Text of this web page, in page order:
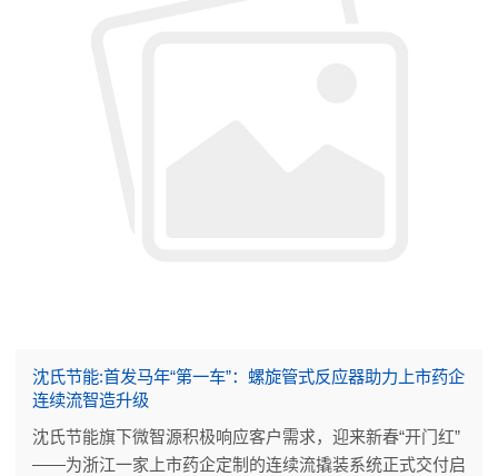
沈氏节能:首发马年“第一车”：螺旋管式反应器助力上市药企
连续流智造升级
沈氏节能旗下微智源积极响应客户需求，迎来新春“开门红”
——为浙江一家上市药企定制的连续流撬装系统正式交付启